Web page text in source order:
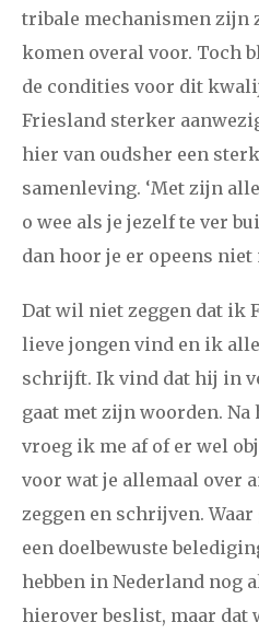
tribale mechanismen zijn
komen overal voor. Toch
de condities voor dit
Friesland sterker
hier van oudsher een
samenleving. ‘Met zijn
o wee als je jezelf te ver
dan hoor je er opeens niet
Dat wil niet zeggen dat ik
lieve jongen vind en ik
schrijft. Ik vind dat hij in
gaat met zijn woorden.
vroeg ik me af of er wel
voor wat je allemaal over
zeggen en schrijven.
een doelbewuste
hebben in Nederland nog
hierover beslist, maar dat